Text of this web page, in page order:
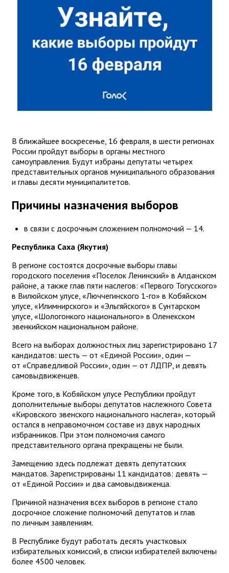
В ближайшее воскресенье, 16 февраля, в шести регионах
России пройдут выборы в органы местного
самоуправления. Будут избраны депутаты четырех
представительных органов муниципального образования
и главы десяти муниципалитетов.
Причины назначения выборов
в связи с досрочным сложением полномочий — 14.
Республика Саха (Якутия)
В регионе состоятся досрочные выборы главы
городского поселения «Поселок Ленинский» в Алданском
районе, а также глав пяти наслегов: «Первого Тогусского»
в Вилюйском улусе, «Люччегинского 1-го» в Кобяйском
улусе, «Илимнирского» и «Эльгяйского» в Сунтарском
улусе, «Шологонкого национального» в Оленекском
эвенкийском национальном районе.
Всего на выборах должностных лиц зарегистрировано 17
кандидатов: шесть — от «Единой России», один —
от «Справедливой России», один — от ЛДПР, и девять
самовыдвиженцев.
Кроме того, в Кобяйском улусе Республики пройдут
дополнительные выборы депутатов наслежного Совета
«Кировского эвенского национального наслега», который
остался в неправомочном составе из двух народных
избранников. При этом полномочия самого
представительного органа прекращены не были.
Замещению здесь подлежат девять депутатских
мандатов. Зарегистрированы 11 кандидатов: девять —
от «Единой России» и два самовыдвиженца.
Причиной назначения всех выборов в регионе стало
досрочное сложение полномочий депутатов и глав
по личным заявлениям.
В Республике будут работать десять участковых
избирательных комиссий, в списки избирателей включены
более 4500 человек.